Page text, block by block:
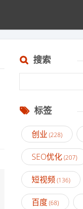
搜索
标签
创业 (228)
SEO优化(207)
短视频(136)
百度(68)